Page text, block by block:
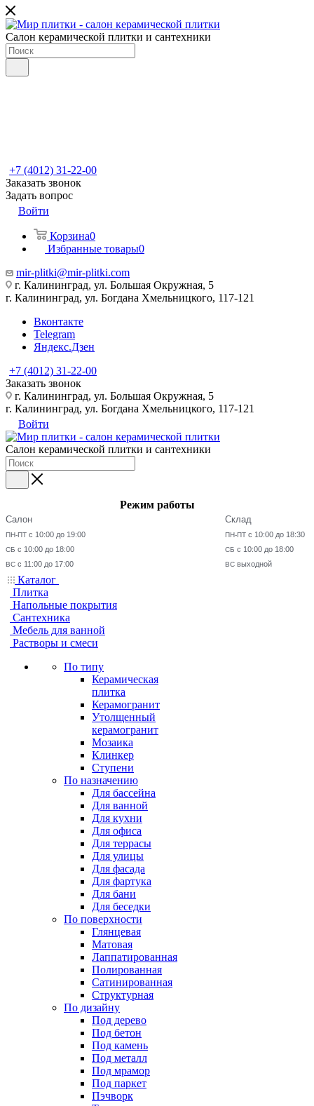
Салон керамической плитки и сантехники
+7 (4012) 31-22-00
Заказать звонок
Задать вопрос
Войти
Корзина0
Избранные товары0
mir-plitki@mir-plitki.com
г. Калининград, ул. Большая Окружная, 5
г. Калининград, ул. Богдана Хмельницкого, 117-121
Вконтакте
Telegram
Яндекс.Дзен
+7 (4012) 31-22-00
Заказать звонок
г. Калининград, ул. Большая Окружная, 5
г. Калининград, ул. Богдана Хмельницкого, 117-121
Войти
Салон керамической плитки и сантехники
Режим работы
Салон
ПН-ПТ с 10:00 до 19:00
СБ с 10:00 до 18:00
ВС с 11:00 до 17:00
Склад
ПН-ПТ с 10:00 до 18:30
СБ с 10:00 до 18:00
ВС выходной
Каталог
Плитка
Напольные покрытия
Сантехника
Мебель для ванной
Растворы и смеси
По типу
Керамическая
плитка
Керамогранит
Утолщенный
керамогранит
Мозаика
Клинкер
Ступени
По назначению
Для бассейна
Для ванной
Для кухни
Для офиса
Для террасы
Для улицы
Для фасада
Для фартука
Для бани
Для беседки
По поверхности
Глянцевая
Матовая
Лаппатированная
Полированная
Сатинированная
Структурная
По дизайну
Под дерево
Под бетон
Под камень
Под металл
Под мрамор
Под паркет
Пэчворк